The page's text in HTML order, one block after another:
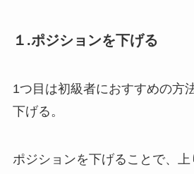
１.ポジションを下げる
1つ目は初級者におすすめの方
下げる。
ポジションを下げることで、